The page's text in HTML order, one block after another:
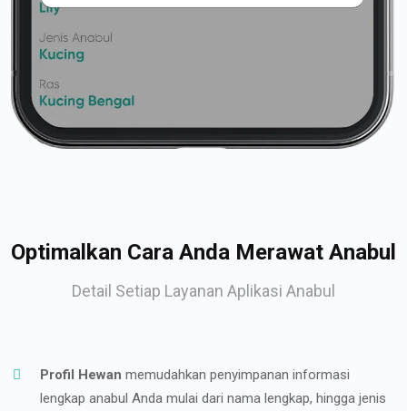
Optimalkan Cara Anda Merawat Anabul
Detail Setiap Layanan Aplikasi Anabul
Profil Hewan memudahkan penyimpanan informasi
lengkap anabul Anda mulai dari nama lengkap, hingga jenis